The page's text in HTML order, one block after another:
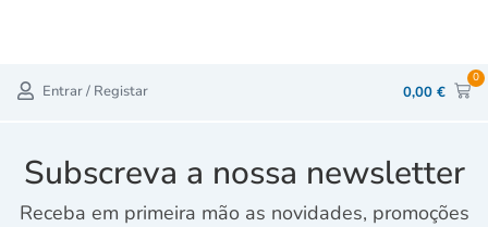
Entrar / Registar 0,00 €
0
Subscreva a nossa newsletter
Receba em primeira mão as novidades, promoções